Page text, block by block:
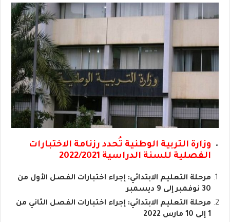
وزارة التربية الوطنية تُحدد رزنامة الاختبارات
الفصلية للسنة الدراسية 2022/2021
مرحلة التعليم الابتدائي: إجراء اختبارات الفصل الأول من
30 نوفمبر إلى 9 ديسمبر
مرحلة التعليم الابتدائي: إجراء اختبارات الفصل الثاني من
1 إلى 10 مارس 2022